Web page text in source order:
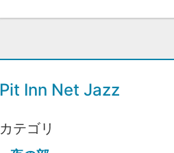
Pit Inn Net Jazz
カテゴリ